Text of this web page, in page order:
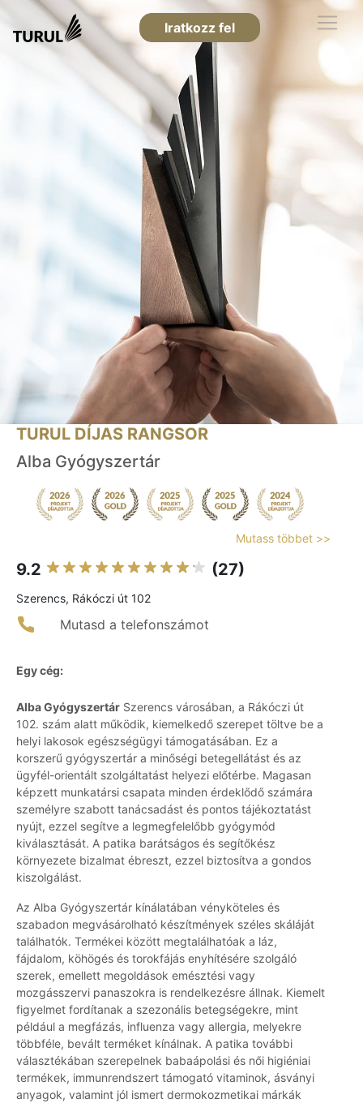
Iratkozz fel
TURUL DÍJAS RANGSOR
Alba Gyógyszertár
Mutass többet >>
9.2 (27)
Szerencs, Rákóczi út 102
Mutasd a telefonszámot
Egy cég:
Alba Gyógyszertár Szerencs városában, a Rákóczi út
102. szám alatt működik, kiemelkedő szerepet töltve be a
helyi lakosok egészségügyi támogatásában. Ez a
korszerű gyógyszertár a minőségi betegellátást és az
ügyfél-orientált szolgáltatást helyezi előtérbe. Magasan
képzett munkatársi csapata minden érdeklődő számára
személyre szabott tanácsadást és pontos tájékoztatást
nyújt, ezzel segítve a legmegfelelőbb gyógymód
kiválasztását. A patika barátságos és segítőkész
környezete bizalmat ébreszt, ezzel biztosítva a gondos
kiszolgálást.
Az Alba Gyógyszertár kínálatában vényköteles és
szabadon megvásárolható készítmények széles skáláját
találhatók. Termékei között megtalálhatóak a láz,
fájdalom, köhögés és torokfájás enyhítésére szolgáló
szerek, emellett megoldások emésztési vagy
mozgásszervi panaszokra is rendelkezésre állnak. Kiemelt
figyelmet fordítanak a szezonális betegségekre, mint
például a megfázás, influenza vagy allergia, melyekre
többféle, bevált terméket kínálnak. A patika további
választékában szerepelnek babaápolási és női higiéniai
termékek, immunrendszert támogató vitaminok, ásványi
anyagok, valamint jól ismert dermokozmetikai márkák